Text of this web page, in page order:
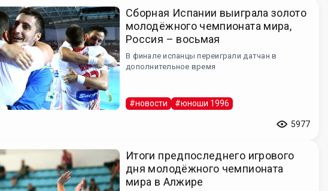
Сборная Испании выиграла золото
молодёжного чемпионата мира,
Россия – восьмая
В финале испанцы переиграли датчан в
дополнительное время
#новости #юноши 1996
5977
Итоги предпоследнего игрового
дня молодёжного чемпионата
мира в Алжире